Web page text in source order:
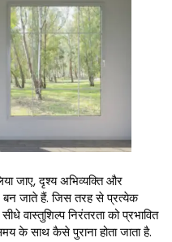
जाए, दृश्य अभिव्यक्ति और
बन जाते हैं. जिस तरह से प्रत्येक
वास्तुशिल्प निरंतरता को प्रभावित
के साथ कैसे पुराना होता जाता है.